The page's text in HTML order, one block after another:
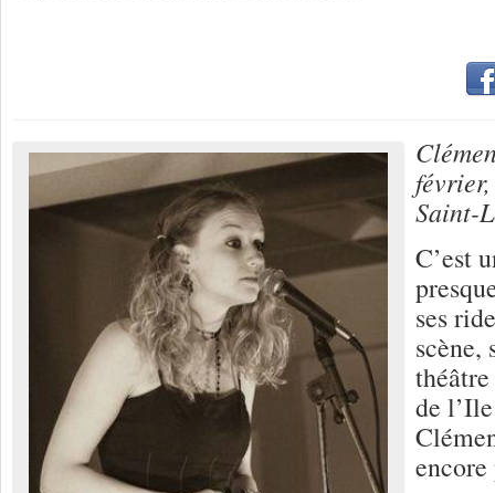
Saint-
C’est
ses
scène,
de